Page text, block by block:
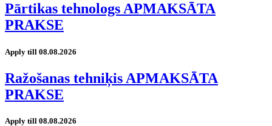
Pārtikas tehnologs APMAKSĀTA
PRAKSE
Apply till 08.08.2026
Ražošanas tehniķis APMAKSĀTA
PRAKSE
Apply till 08.08.2026